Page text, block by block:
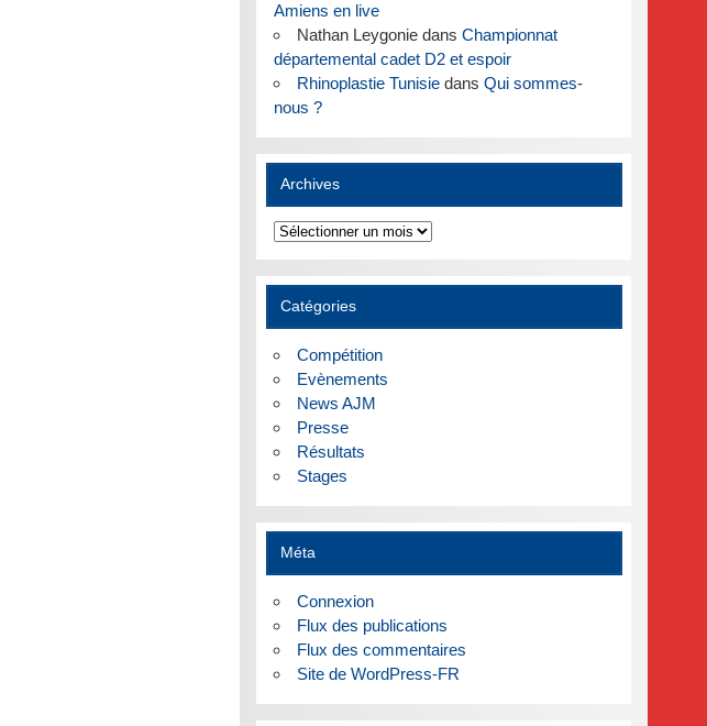
Amiens en live
Nathan Leygoniedans Championnat
départemental cadet D2 et espoir
Rhinoplastie Tunisiedans Qui sommes-
nous ?
Archives
Archives
Catégories
Compétition
Evènements
News AJM
Presse
Résultats
Stages
Méta
Connexion
Flux des publications
Flux des commentaires
Site de WordPress-FR